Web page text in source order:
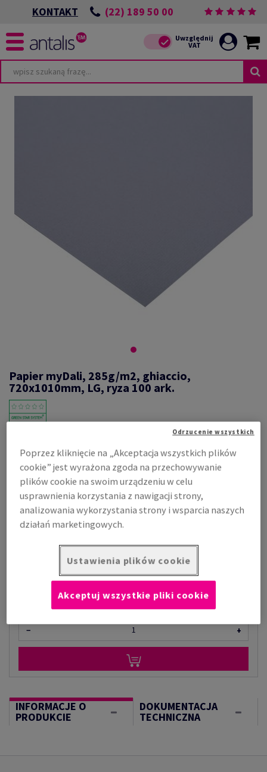
KONTAKT (22) 189 50 00
Papier myDali, 285g/m2, ghiaccio,
720x1010mm, LG, ryza 100 ark.
Dali, ghiaccio, 285g/m2, cienkie prążki, bezdrzewny ECF, 720mm x
1010mm, LG, ryza 100 ark., FSC Mix Credit
Zobacz dane techniczne
Cena z uwzględnieniem VAT
11 761,26 zł
W MAGAZYNIE
Ilość produktu
− +
INFORMACJE O
PRODUKCIE
DOKUMENTACJA
TECHNICZNA
Poprzez kliknięcie na „Akceptacja wszystkich plików
cookie” jest wyrażona zgoda na przechowywanie
plików cookie na swoim urządzeniu w celu
usprawnienia korzystania z nawigacji strony,
analizowania wykorzystania strony i wsparcia naszych
działań marketingowych.
Ustawienia plików cookie
Odrzucenie wszystkich
Akceptuj wszystkie pliki cookie